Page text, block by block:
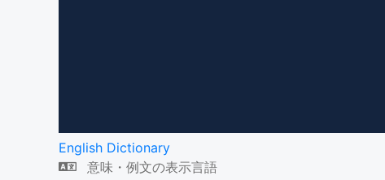
English Dictionary
意味・例文の表示言語